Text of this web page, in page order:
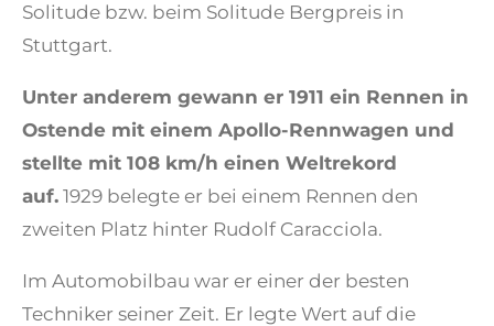
Solitude bzw. beim Solitude Bergpreis in
Stuttgart.
Unter anderem gewann er 1911 ein Rennen in
Ostende mit einem Apollo-Rennwagen und
stellte mit 108 km/h einen Weltrekord
auf. 1929 belegte er bei einem Rennen den
zweiten Platz hinter Rudolf Caracciola.
Im Automobilbau war er einer der besten
Techniker seiner Zeit. Er legte Wert auf die